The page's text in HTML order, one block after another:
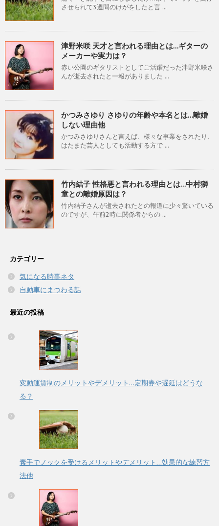
させられて3週間のけがをしたと言 ...
津野米咲 天才と言われる理由とは…ギターの
メーカーや実力は？
赤い公園のギタリストとしてご活躍だった津野米咲さ
んが逝去されたと一報がありました ...
かつみさゆり さゆりの年齢や本名とは…離婚
しない理由他
かつみさゆりさんと言えば、様々な事業をされたり、
はたまた芸人としても活動する方で ...
竹内結子 性格悪と言われる理由とは…中村獅
童との離婚原因は？
竹内結子さんが逝去されたとの報道に少々驚いている
のですが、午前2時に関係者からの ...
カテゴリー
気になる時事ネタ
自動車にまつわる話
最近の投稿
変動運賃制のメリットやデメリット…定期券や遅延はどうな
る？
素手でノックを受けるメリットやデメリット…効果的な練習方
法他